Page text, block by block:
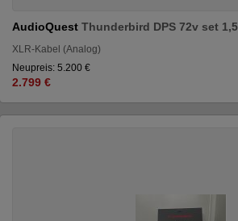
AudioQuest Thunderbird DPS 72v set
XLR-Kabel (Analog)
Neupreis: 5.200 €
2.799 €